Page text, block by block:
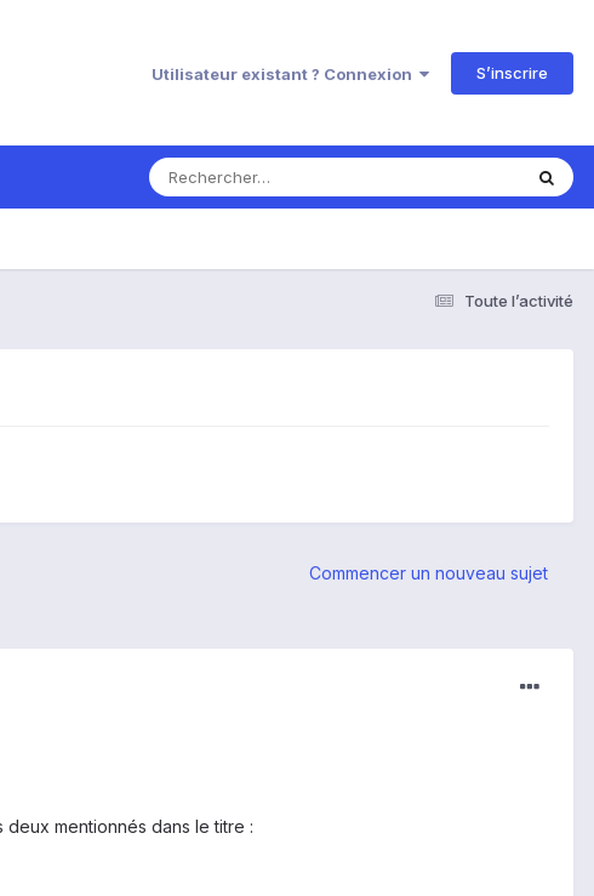
Utilisateur existant ? Connexion S’inscrire
Toute l’activité
Commencer un nouveau sujet
mentionnés dans le titre :